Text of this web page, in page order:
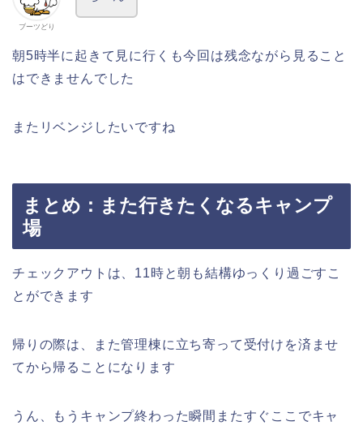
ブーツどり
朝5時半に起きて見に行くも今回は残念ながら見ること
はできませんでした
またリベンジしたいですね
まとめ：また行きたくなるキャンプ
場
チェックアウトは、11時と朝も結構ゆっくり過ごすこ
とができます
帰りの際は、また管理棟に立ち寄って受付けを済ませ
てから帰ることになります
うん、もうキャンプ終わった瞬間またすぐここでキャ